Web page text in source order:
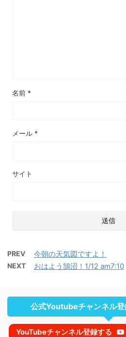
名前 *
メール *
サイト
PREV 今朝の天気図ですよ！
NEXT おはよう鵠沼！1/12 am7:10
公式Youtubeチャンネル登
YouTubeチャンネル登録する